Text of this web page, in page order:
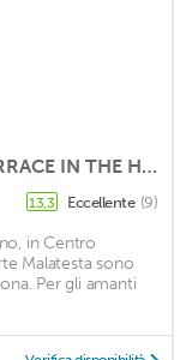
THE ATTACK WITH PANORAMIC TERRACE IN THE HEART OF THE HISTORICAL CENTER
13,3 Eccellente (9)
in Centro
Malatesta sono
Per gli amanti